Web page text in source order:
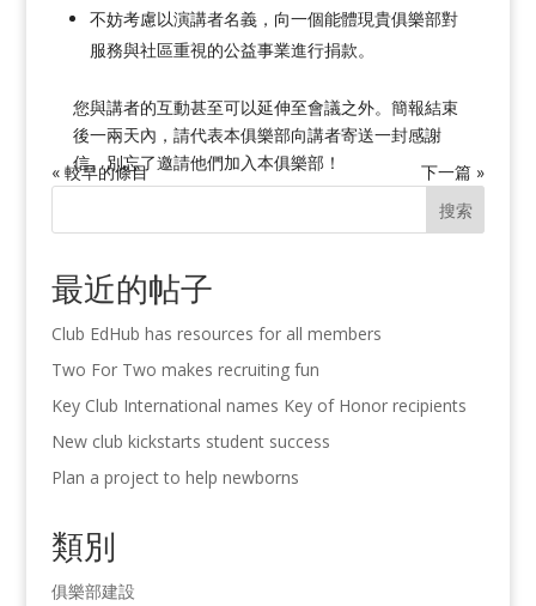
不妨考慮以演講者名義，向一個能體現貴俱樂部對
服務與社區重視的公益事業進行捐款。
您與講者的互動甚至可以延伸至會議之外。簡報結束
後一兩天內，請代表本俱樂部向講者寄送一封感謝
信。別忘了邀請他們加入本俱樂部！
« 較早的條目
下一篇 »
搜索
最近的帖子
Club EdHub has resources for all members
Two For Two makes recruiting fun
Key Club International names Key of Honor recipients
New club kickstarts student success
Plan a project to help newborns
類別
俱樂部建設